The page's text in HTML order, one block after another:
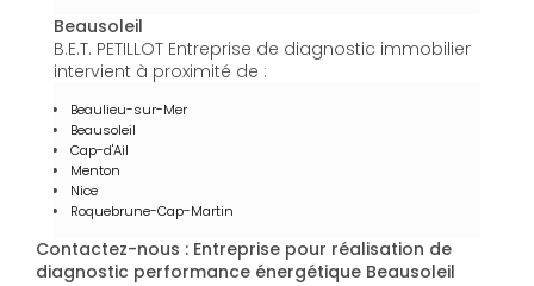
Beausoleil
B.E.T. PETILLOT Entreprise de diagnostic immobilier
intervient à proximité de :
Beaulieu-sur-Mer
Beausoleil
Cap-d'Ail
Menton
Nice
Roquebrune-Cap-Martin
Contactez-nous : Entreprise pour réalisation de
diagnostic performance énergétique Beausoleil